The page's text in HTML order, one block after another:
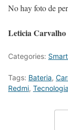
No hay foto de
Leticia Carvalho
Categories:
Tags: Bateria,
Redmi, Tecnologia